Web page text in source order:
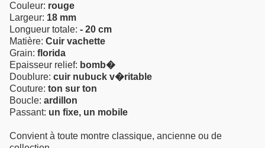
Couleur: rouge
Largeur: 18 mm
Longueur totale: - 20 cm
Matière: Cuir vachette
Grain: florida
Epaisseur relief: bomb�
Doublure: cuir nubuck v�ritable
Couture: ton sur ton
Boucle: ardillon
Passant: un fixe, un mobile
Convient à toute montre classique, ancienne ou de